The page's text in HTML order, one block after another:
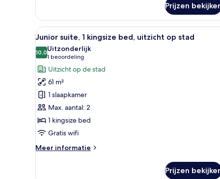
kingsize
bed
met
uitzicht
op
stad
Prijzen
Alle
foto's
voor
Junior
suite,
1
kingsize
bed,
uitzicht
op
stad
Een moderne hotelkamer
9
Junior suite, 1 kingsize bed, uitzicht op stad
10,010,0 van 10
Uitzonderlijk
1 beoordeling
(1
beoordeling)
Uitzicht op de stad
61 m²
1 slaapkamer
Max. aantal: 2
1 kingsize bed
Gratis wifi
Meer informatie
Meer
Prijzen